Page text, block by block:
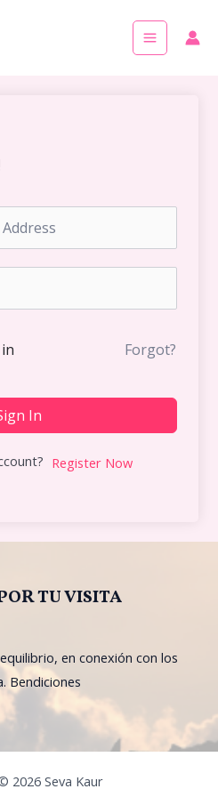
Main
Menu
Forgot?
In
Register Now
TU VISITA
en conexión con los
Bendiciones
2026 Seva Kaur